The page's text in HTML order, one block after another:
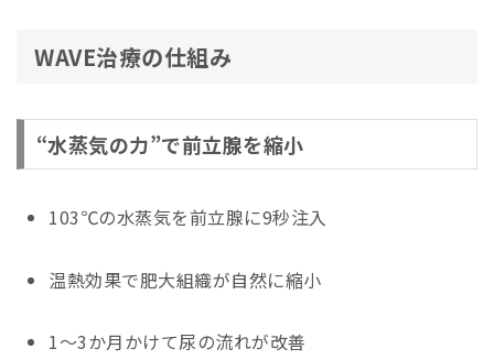
WAVE治療の仕組み
“水蒸気の力”で前立腺を縮小
103℃の水蒸気を前立腺に9秒注入
温熱効果で肥大組織が自然に縮小
1〜3か月かけて尿の流れが改善